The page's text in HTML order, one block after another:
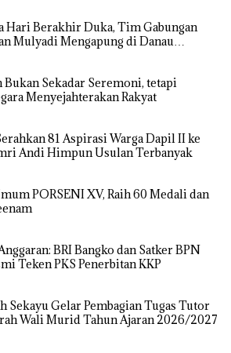
Hari Berakhir Duka, Tim Gabungan
Mulyadi Mengapung di Danau
Bukan Sekadar Seremoni, tetapi
Menyejahterakan Rakyat
81 Aspirasi Warga Dapil II ke
Andi Himpun Usulan Terbanyak
PORSENI XV, Raih 60 Medali dan
BRI Bangko dan Satker BPN
Teken PKS Penerbitan KKP
Sekayu Gelar Pembagian Tugas Tutor
Wali Murid Tahun Ajaran 2026/2027